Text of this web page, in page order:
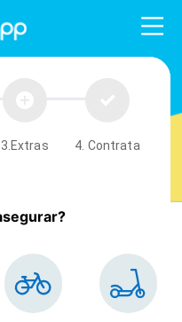
3.Extras 4. Contrata